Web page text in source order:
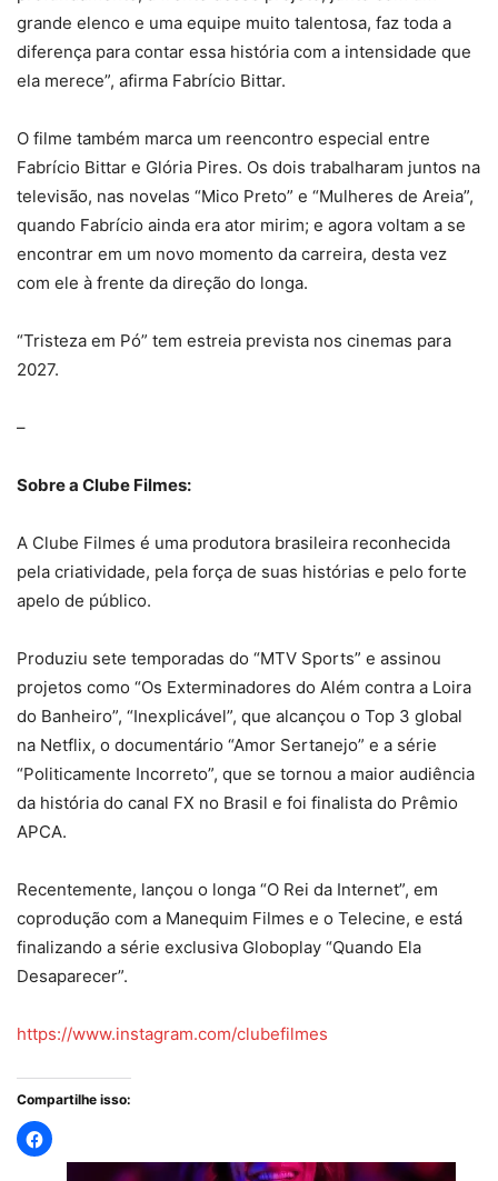
grande elenco e uma equipe muito talentosa, faz toda a
diferença para contar essa história com a intensidade que
ela merece”, afirma Fabrício Bittar.
O filme também marca um reencontro especial entre
Fabrício Bittar e Glória Pires. Os dois trabalharam juntos na
televisão, nas novelas “Mico Preto” e “Mulheres de Areia”,
quando Fabrício ainda era ator mirim; e agora voltam a se
encontrar em um novo momento da carreira, desta vez
com ele à frente da direção do longa.
“Tristeza em Pó” tem estreia prevista nos cinemas para
2027.
–
Sobre a Clube Filmes:
A Clube Filmes é uma produtora brasileira reconhecida
pela criatividade, pela força de suas histórias e pelo forte
apelo de público.
Produziu sete temporadas do “MTV Sports” e assinou
projetos como “Os Exterminadores do Além contra a Loira
do Banheiro”, “Inexplicável”, que alcançou o Top 3 global
na Netflix, o documentário “Amor Sertanejo” e a série
“Politicamente Incorreto”, que se tornou a maior audiência
da história do canal FX no Brasil e foi finalista do Prêmio
APCA.
Recentemente, lançou o longa “O Rei da Internet”, em
coprodução com a Manequim Filmes e o Telecine, e está
finalizando a série exclusiva Globoplay “Quando Ela
Desaparecer”.
https://www.instagram.com/clubefilmes
Compartilhe isso: